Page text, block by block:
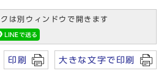
は別ウィンドウで開きます
印刷 大きな文字で印刷